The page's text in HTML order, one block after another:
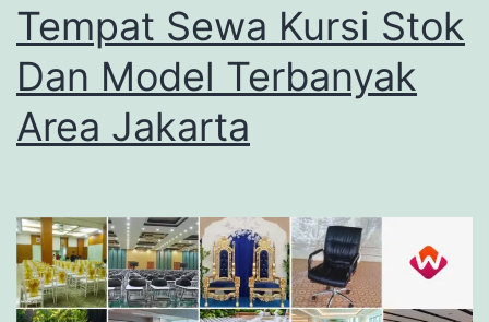
Tempat Sewa Kursi Stok
Dan Model Terbanyak
Area Jakarta